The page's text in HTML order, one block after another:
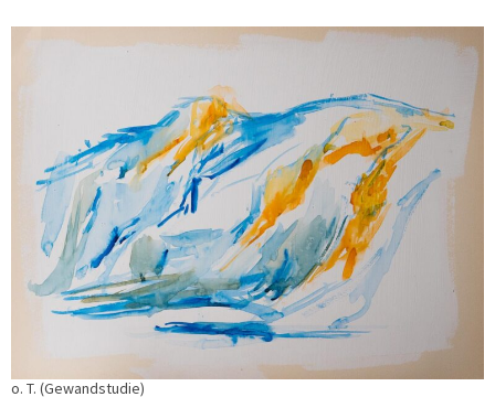
o. T. (Gewandstudie)